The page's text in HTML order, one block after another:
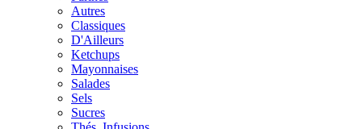
Autres
Classiques
D'Ailleurs
Ketchups
Mayonnaises
Salades
Sels
Sucres